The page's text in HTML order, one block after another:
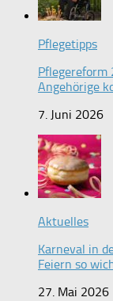
Pflegetipps
Pflegereform
Angehörige
7. Juni 2026
Aktuelles
Karneval in
Feiern so
27. Mai 2026